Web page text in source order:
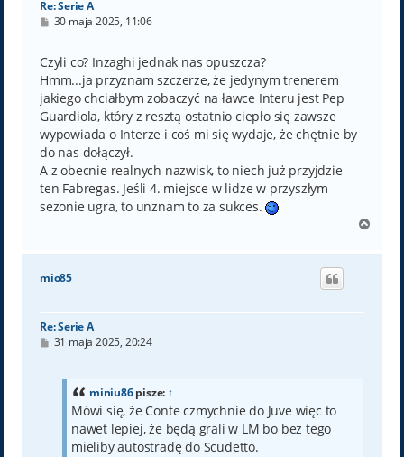
Re: Serie A
P
t
30 maja 2025, 11:06
Czyli co? Inzaghi jednak nas opuszcza?
Hmm...ja przyznam szczerze, że jedynym trenerem
jakiego chciałbym zobaczyć na ławce Interu jest Pep
Guardiola, który z resztą ostatnio ciepło się zawsze
wypowiada o Interze i coś mi się wydaje, że chętnie by
do nas dołączył.
A z obecnie realnych nazwisk, to niech już przyjdzie
ten Fabregas. Jeśli 4. miejsce w lidze w przyszłym
sezonie ugra, to unznam to za sukces.
g
mio85
Re: Serie A
P31 maja 2025, 20:24
miniu86pisze: ↑
Mówi się, że Conte czmychnie do Juve więc to
nawet lepiej, że będą grali w LM bo bez tego
mieliby autostradę do Scudetto.